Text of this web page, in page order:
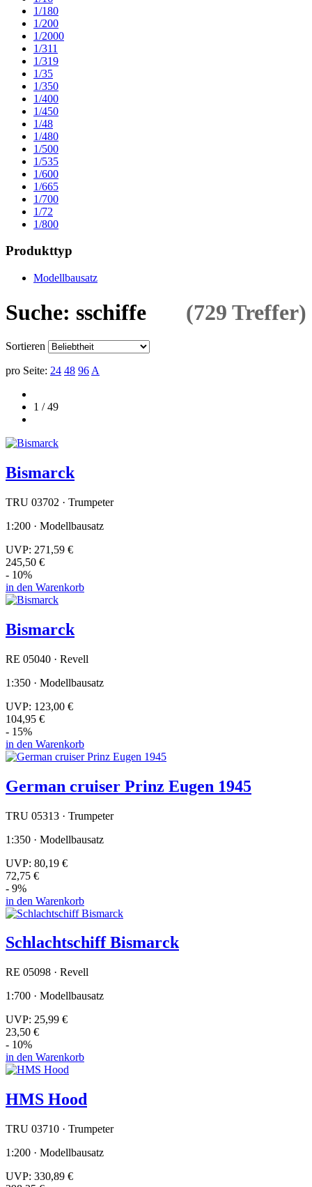
1/180
1/200
1/2000
1/311
1/319
1/35
1/350
1/400
1/450
1/48
1/480
1/500
1/535
1/600
1/665
1/700
1/72
1/800
Produkttyp
Modellbausatz
Suche: sschiffe (729 Treffer)
Sortieren
pro Seite: 24 48 96 A
1 / 49
Bismarck
TRU 03702 · Trumpeter
1:200 · Modellbausatz
UVP: 271,59 €
245,50 €
- 10%
in den Warenkorb
Bismarck
RE 05040 · Revell
1:350 · Modellbausatz
UVP: 123,00 €
104,95 €
- 15%
in den Warenkorb
German cruiser Prinz Eugen 1945
TRU 05313 · Trumpeter
1:350 · Modellbausatz
UVP: 80,19 €
72,75 €
- 9%
in den Warenkorb
Schlachtschiff Bismarck
RE 05098 · Revell
1:700 · Modellbausatz
UVP: 25,99 €
23,50 €
- 10%
in den Warenkorb
HMS Hood
TRU 03710 · Trumpeter
1:200 · Modellbausatz
UVP: 330,89 €